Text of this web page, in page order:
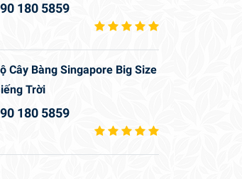
180 5859
Cây Bàng Singapore Big Size
Trời
180 5859